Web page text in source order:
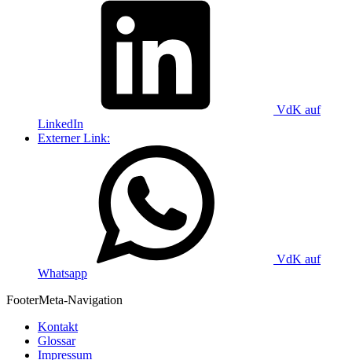
VdK auf
LinkedIn
Externer Link:
VdK auf
Whatsapp
FooterMeta-Navigation
Kontakt
Glossar
Impressum